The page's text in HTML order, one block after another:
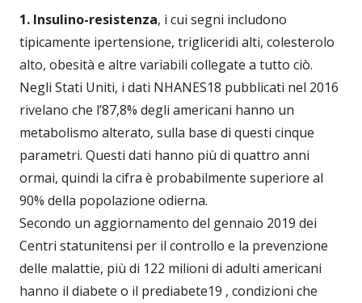
1. Insulino-resistenza, i cui segni includono
tipicamente ipertensione, trigliceridi alti, colesterolo
alto, obesità e altre variabili collegate a tutto ciò.
Negli Stati Uniti, i dati NHANES18 pubblicati nel 2016
rivelano che l’87,8% degli americani hanno un
metabolismo alterato, sulla base di questi cinque
parametri. Questi dati hanno più di quattro anni
ormai, quindi la cifra è probabilmente superiore al
90% della popolazione odierna.
Secondo un aggiornamento del gennaio 2019 dei
Centri statunitensi per il controllo e la prevenzione
delle malattie, più di 122 milioni di adulti americani
hanno il diabete o il prediabete19 , condizioni che